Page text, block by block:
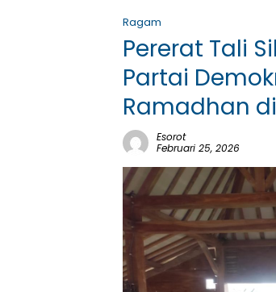
Ragam
Pererat Tali
Partai
Ramadhan
Esorot
Februari 25, 2026